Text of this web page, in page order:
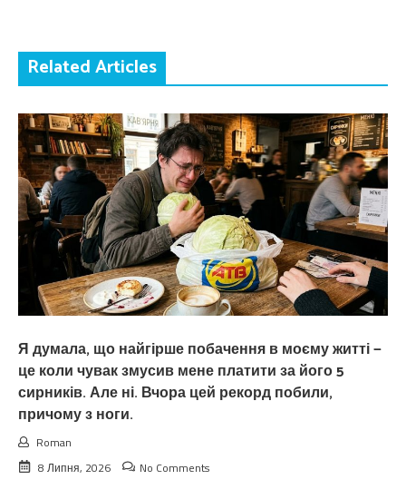
Related Articles
Я думала, що найгірше побачення в моєму житті —
це коли чувак змусив мене платити за його 5
сирників. Але ні. Вчора цей рекорд побили,
причому з ноги.
Roman
8 Липня, 2026
No Comments